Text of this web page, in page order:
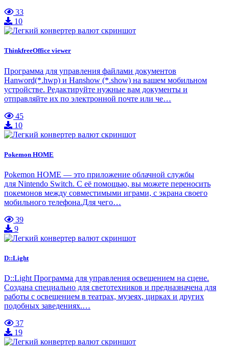
33
10
ThinkfreeOffice viewer
Программа для управления файлами документов
Hanword(*.hwp) и Hanshow (*.show) на вашем мобильном
устройстве. Редактируйте нужные вам документы и
отправляйте их по электронной почте или че…
45
10
Pokemon HOME
Pokemon HOME — это приложение облачной службы
для Nintendo Switch. С её помощью, вы можете переносить
покемонов между совместимыми играми, с экрана своего
мобильного телефона.Для чего…
39
9
D::Light
D::Light Программа для управления освещением на сцене.
Создана специально для светотехников и предназначена для
работы с освещением в театрах, музеях, цирках и других
подобных заведениях.…
37
19